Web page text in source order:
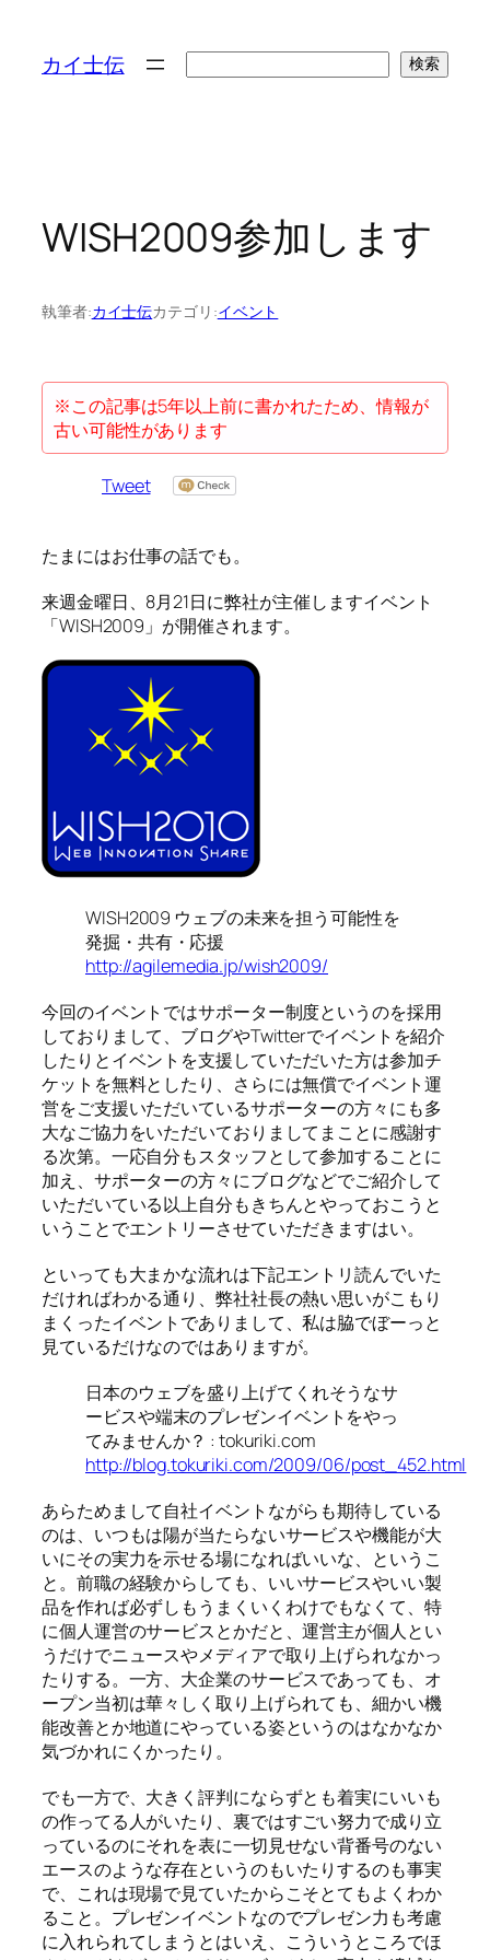
カイ士伝 検索
WISH2009参加します
執筆者:カイ士伝カテゴリ:イベント
※この記事は5年以上前に書かれたため、情報が
古い可能性があります
Tweet
たまにはお仕事の話でも。
来週金曜日、8月21日に弊社が主催しますイベント
「WISH2009」が開催されます。
WISH2009 ウェブの未来を担う可能性を
発掘・共有・応援
http://agilemedia.jp/wish2009/
今回のイベントではサポーター制度というのを採用
しておりまして、ブログやTwitterでイベントを紹介
したりとイベントを支援していただいた方は参加チ
ケットを無料としたり、さらには無償でイベント運
営をご支援いただいているサポーターの方々にも多
大なご協力をいただいておりましてまことに感謝す
る次第。一応自分もスタッフとして参加することに
加え、サポーターの方々にブログなどでご紹介して
いただいている以上自分もきちんとやっておこうと
いうことでエントリーさせていただきますはい。
といっても大まかな流れは下記エントリ読んでいた
だければわかる通り、弊社社長の熱い思いがこもり
まくったイベントでありまして、私は脇でぼーっと
見ているだけなのではありますが。
日本のウェブを盛り上げてくれそうなサ
ービスや端末のプレゼンイベントをやっ
てみませんか？ : tokuriki.com
http://blog.tokuriki.com/2009/06/post_452.html
あらためまして自社イベントながらも期待している
のは、いつもは陽が当たらないサービスや機能が大
いにその実力を示せる場になればいいな、というこ
と。前職の経験からしても、いいサービスやいい製
品を作れば必ずしもうまくいくわけでもなくて、特
に個人運営のサービスとかだと、運営主が個人とい
うだけでニュースやメディアで取り上げられなかっ
たりする。一方、大企業のサービスであっても、オ
ープン当初は華々しく取り上げられても、細かい機
能改善とか地道にやっている姿というのはなかなか
気づかれにくかったり。
でも一方で、大きく評判にならずとも着実にいいも
の作ってる人がいたり、裏ではすごい努力で成り立
っているのにそれを表に一切見せない背番号のない
エースのような存在というのもいたりするのも事実
で、これは現場で見ていたからこそとてもよくわか
ること。プレゼンイベントなのでプレゼン力も考慮
に入れられてしまうとはいえ、こういうところでほ